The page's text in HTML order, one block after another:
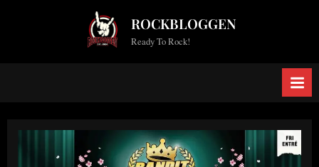
ROCKBLOGGEN
Ready To Rock!